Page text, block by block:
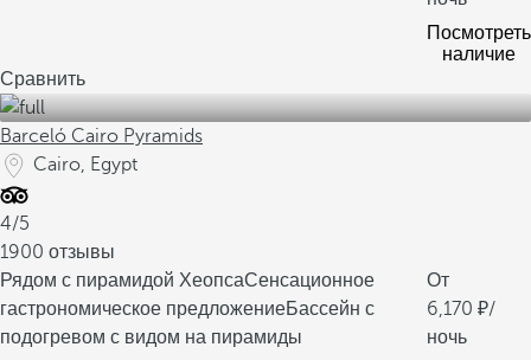
Посмотреть
наличие
Сравнить
Barceló Cairo Pyramids
Cairo, Egypt
4/5
1900 отзывы
Рядом с пирамидой ХеопсаСенсационное
гастрономическое предложениеБассейн с
подогревом с видом на пирамиды
От
6,170
/
ночь